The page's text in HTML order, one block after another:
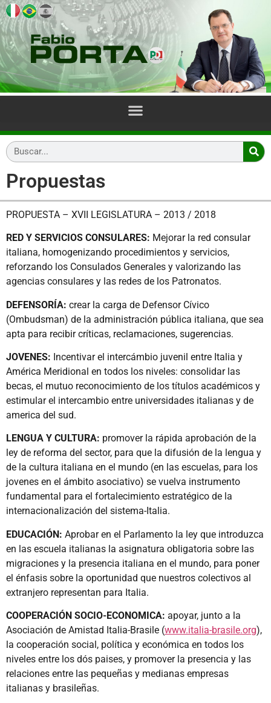
Propuestas
PROPUESTA – XVII LEGISLATURA – 2013 / 2018
RED Y SERVICIOS CONSULARES: Mejorar la red consular
italiana, homogenizando procedimien­tos y servicios,
reforzando los Consulados Generales y valorizando las
agencias consulares y las redes de los Patronatos.
DEFENSORÍA: crear la carga de Defensor Cívico
(Ombudsman) de la administración pública italiana, que sea
apta para recibir críticas, reclamaciones, sugerencias.
JOVENES: Incentivar el intercámbio juvenil entre Italia y
América Meridional en todos los niveles: consolidar las
becas, el mutuo reconocimiento de los títulos académicos y
estimular el intercambio entre universidades italianas y de
america del sud.
LENGUA Y CULTURA: promover la rápida aprobación de la
ley de reforma del sector, para que la difusión de la lengua y
de la cultura italiana en el mundo (en las escuelas, para los
jovenes en el ámbito asociativo) se vuelva instrumento
fundamental para el fortalecimiento estratégico de la
internacionalización del sistema-Italia.
EDUCACIÓN: Aprobar en el Parlamento la ley que introduzca
en las escuela italianas la asignatura obligatoria sobre las
migraciones y la presencia italiana en el mundo, para poner
el énfasis sobre la oportunidad que nuestros colectivos al
extranjero representan para Italia.
COOPERACIÓN SOCIO-ECONOMICA: apoyar, junto a la
Asociación de Amistad Italia-Brasile (www.italia-brasile.org),
la cooperación social, política y económica en todos los
niveles entre los dós paises, y promover la presencia y las
relaciones entre las pequeñas y medianas empresas
italianas y brasileñas.